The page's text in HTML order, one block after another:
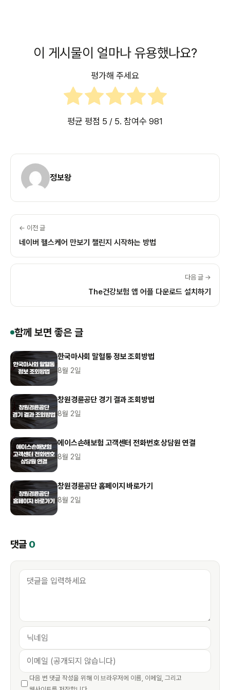
이 게시물이 얼마나 유용했나요?
평가해 주세요
평균 평점 5 / 5. 참여수 981
정보왕
← 이전 글
네이버 헬스케어 만보기 챌린지 시작하는 방법
다음 글 →
The건강보험 앱 어플 다운로드 설치하기
함께 보면 좋은 글
한국마사회 말혈통 정보 조회방법
8월 2일
창원경륜공단 경기 결과 조회방법
8월 2일
에이스손해보험 고객센터 전화번호 상담원 연결
8월 2일
창원경륜공단 홈페이지 바로가기
8월 2일
댓글 0
다음 번 댓글 작성을 위해 이 브라우저에 이름, 이메일, 그리고